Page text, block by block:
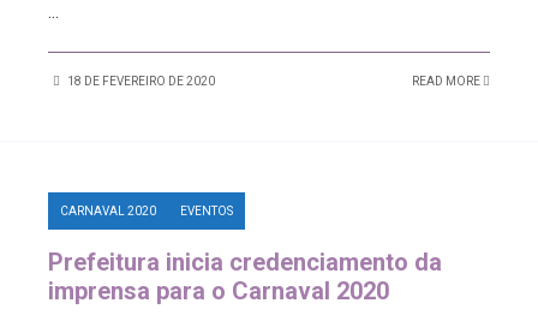
...
18 DE FEVEREIRO DE 2020 READ MORE
CARNAVAL 2020 EVENTOS
Prefeitura inicia credenciamento da
imprensa para o Carnaval 2020